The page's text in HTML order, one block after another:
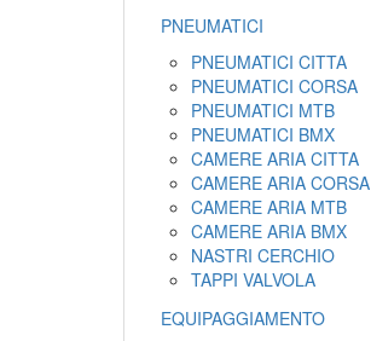
PNEUMATICI
PNEUMATICI CITTA
PNEUMATICI CORSA
PNEUMATICI MTB
PNEUMATICI BMX
CAMERE ARIA CITTA
CAMERE ARIA CORSA
CAMERE ARIA MTB
CAMERE ARIA BMX
NASTRI CERCHIO
TAPPI VALVOLA
EQUIPAGGIAMENTO